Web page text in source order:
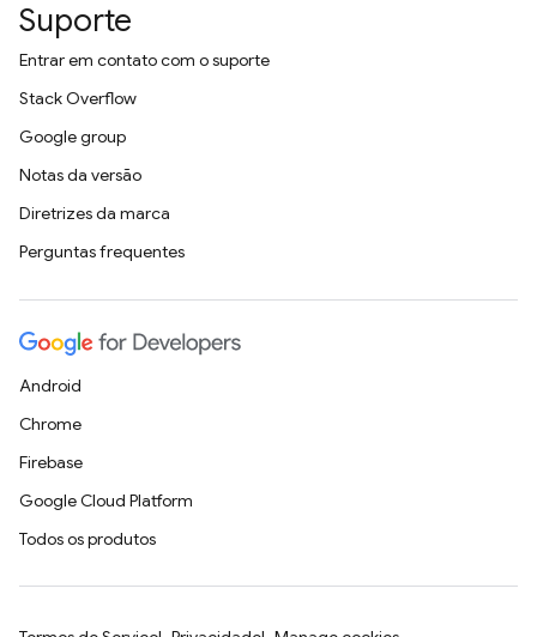
Suporte
Entrar em contato com o suporte
Stack Overflow
Google group
Notas da versão
Diretrizes da marca
Perguntas frequentes
Android
Chrome
Firebase
Google Cloud Platform
Todos os produtos